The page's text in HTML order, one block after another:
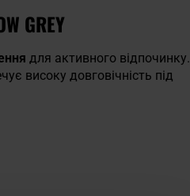
GREY
для активного відпочинку.
високу довговічність під